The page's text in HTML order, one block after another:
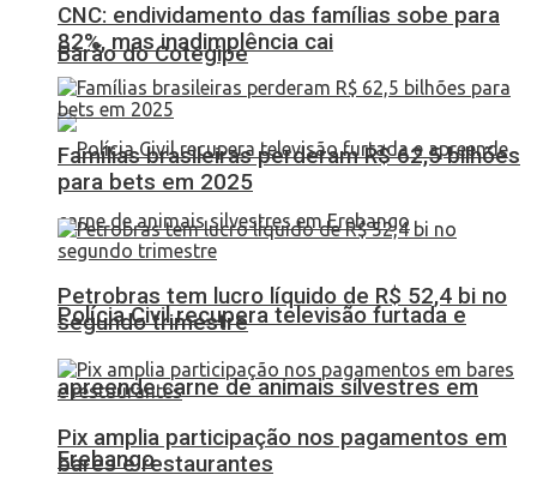
Barão do Cotegipe
Polícia Civil recupera televisão furtada e
apreende carne de animais silvestres em
Erebango
CNC: endividamento das famílias sobe para
82%, mas inadimplência cai
Famílias brasileiras perderam R$ 62,5 bilhões
para bets em 2025
Petrobras tem lucro líquido de R$ 52,4 bi no
segundo trimestre
Pix amplia participação nos pagamentos em
bares e restaurantes